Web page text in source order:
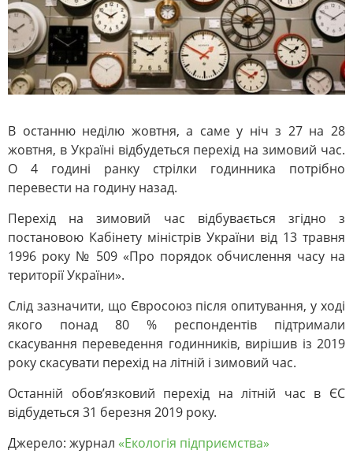
В останню неділю жовтня, а саме у ніч з 27 на 28
жовтня, в Україні відбудеться перехід на зимовий час.
О 4 годині ранку стрілки годинника потрібно
перевести на годину назад.
Перехід на зимовий час відбувається згідно з
постановою Кабінету міністрів України від 13 травня
1996 року № 509 «Про порядок обчислення часу на
території України».
Слід зазначити, що Євросоюз після опитування, у ході
якого понад 80 % респондентів підтримали
скасування переведення годинників, вирішив із 2019
року скасувати перехід на літній і зимовий час.
Останній обов’язковий перехід на літній час в ЄС
відбудеться 31 березня 2019 року.
Джерело: журнал «Екологія підприємства»